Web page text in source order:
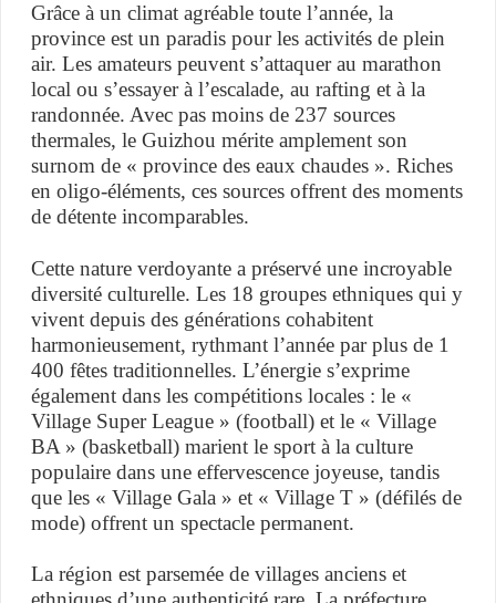
Grâce à un climat agréable toute l’année, la
province est un paradis pour les activités de plein
air. Les amateurs peuvent s’attaquer au marathon
local ou s’essayer à l’escalade, au rafting et à la
randonnée. Avec pas moins de 237 sources
thermales, le Guizhou mérite amplement son
surnom de « province des eaux chaudes ». Riches
en oligo-éléments, ces sources offrent des moments
de détente incomparables.
Cette nature verdoyante a préservé une incroyable
diversité culturelle. Les 18 groupes ethniques qui y
vivent depuis des générations cohabitent
harmonieusement, rythmant l’année par plus de 1
400 fêtes traditionnelles. L’énergie s’exprime
également dans les compétitions locales : le «
Village Super League » (football) et le « Village
BA » (basketball) marient le sport à la culture
populaire dans une effervescence joyeuse, tandis
que les « Village Gala » et « Village T » (défilés de
mode) offrent un spectacle permanent.
La région est parsemée de villages anciens et